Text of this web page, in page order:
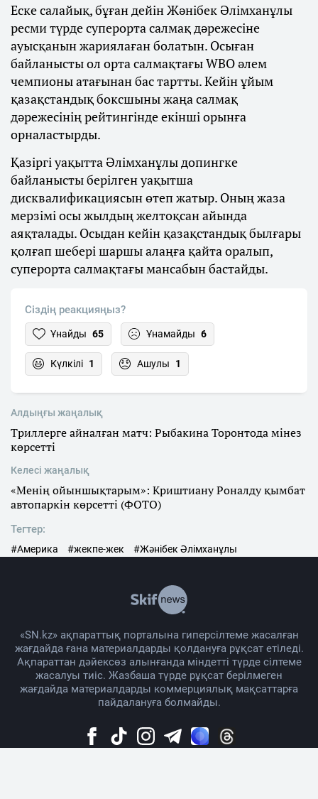
Еске салайық, бұған дейін Жәнібек Әлімханұлы
ресми түрде суперорта салмақ дәрежесіне
ауысқанын жариялаған болатын. Осыған
байланысты ол орта салмақтағы WBO әлем
чемпионы атағынан бас тартты. Кейін ұйым
қазақстандық боксшыны жаңа салмақ
дәрежесінің рейтингінде екінші орынға
орналастырды.
Қазіргі уақытта Әлімханұлы допингке
байланысты берілген уақытша
дисквалификациясын өтеп жатыр. Оның жаза
мерзімі осы жылдың желтоқсан айында
аяқталады. Осыдан кейін қазақстандық былғары
қолғап шебері шаршы алаңға қайта оралып,
суперорта салмақтағы мансабын бастайды.
Сіздің реакцияңыз?
Ұнайды 65 Ұнамайды 6
Күлкілі 1 Ашулы 1
Алдыңғы жаңалық
Триллерге айналған матч: Рыбакина Торонтода мінез
көрсетті
Келесі жаңалық
«Менің ойыншықтарым»: Криштиану Роналду қымбат
автопаркін көрсетті (ФОТО)
Тегтер:
#Америка #жекпе-жек #Жәнібек Әлімханұлы
«SN.kz» ақпараттық порталына гиперсілтеме жасалған
жағдайда ғана материалдарды қолдануға рұқсат етіледі.
Ақпараттан дәйексөз алынғанда міндетті түрде сілтеме
жасалуы тиіс. Жазбаша түрде рұқсат берілмеген
жағдайда материалдарды коммерциялық мақсаттарға
пайдалануға болмайды.